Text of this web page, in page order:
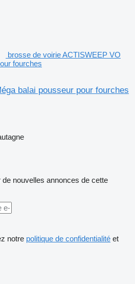
brosse de voirie ACTISWEEP VO
fourches
balai pousseur pour fourches
nouvelles annonces de cette
notre politique de confidentialité et